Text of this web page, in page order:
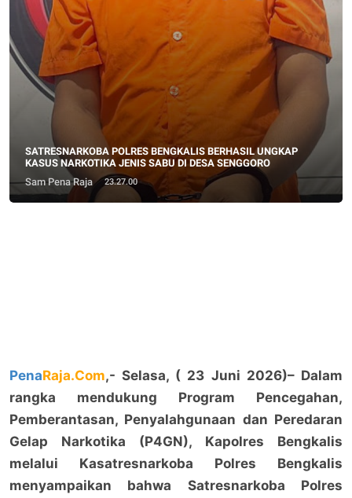
SATRESNARKOBA POLRES BENGKALIS BERHASIL UNGKAP
KASUS NARKOTIKA JENIS SABU DI DESA SENGGORO
Sam Pena Raja
23.27.00
PenaRaja.Com,- Selasa, ( 23 Juni 2026)– Dalam
rangka mendukung Program Pencegahan,
Pemberantasan, Penyalahgunaan dan Peredaran
Gelap Narkotika (P4GN), Kapolres Bengkalis
melalui Kasatresnarkoba Polres Bengkalis
menyampaikan bahwa Satresnarkoba Polres